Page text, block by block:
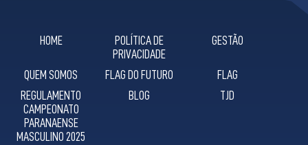
HOME
POLÍTICA DE
PRIVACIDADE
GESTÃO
QUEM SOMOS FLAG DO FUTURO
FLAG
REGULAMENTO
CAMPEONATO
PARANAENSE
MASCULINO 2025
BLOG TJD